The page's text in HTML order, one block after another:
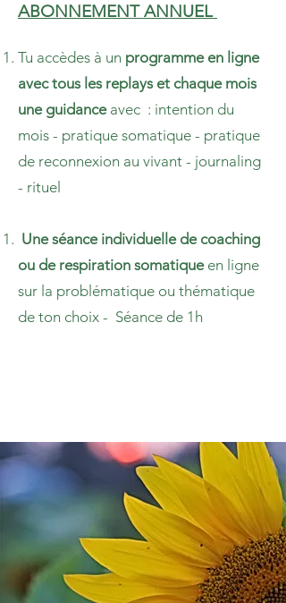
ABONNEMENT ANNUEL
Tu accèdes à un programme en ligne
avec tous les replays et chaque mois
une guidanceavec : intention du
mois - pratique somatique - pratique
de reconnexion au vivant - journaling
- rituel
Uneséance individuelle de coaching
ou de respiration somatiqueen ligne
sur la problématique ou thématique
de ton choix - Séance de 1h